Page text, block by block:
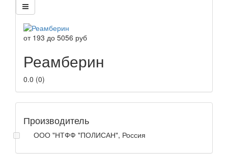
от 193 до 5056 руб
Реамберин
0.0 (0)
Производитель
ООО "НТФФ "ПОЛИСАН", Россия